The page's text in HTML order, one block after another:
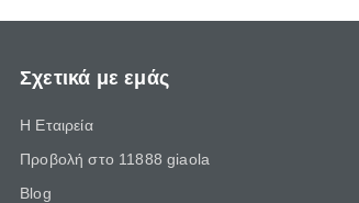
Σχετικά με εμάς
Η Εταιρεία
Προβολή στο 11888 giaola
Blog